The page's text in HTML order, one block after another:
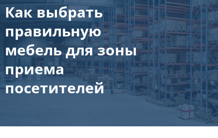
Как выбрать
правильную
мебель для зоны
приема
посетителей